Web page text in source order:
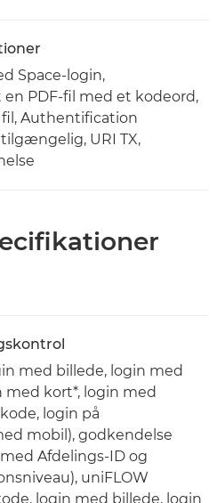
Space-login,
PDF-fil med et kodeord,
Authentification
URI TX,
med billede, login med
med kort*, login med
login på
mobil), godkendelse
Afdelings-ID og
uniFLOW
login med billede, login